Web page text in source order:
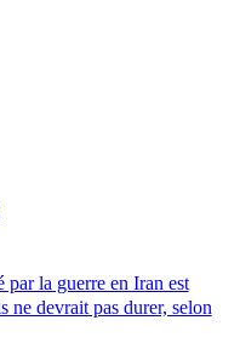
par la guerre en Iran est
ne devrait pas durer, selon